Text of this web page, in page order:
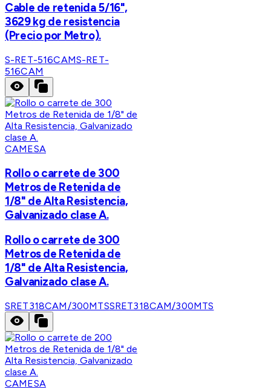
Cable de retenida 5/16",
3629 kg de resistencia
(Precio por Metro).
S-RET-516CAMS-RET-
516CAM
CAMESA
Rollo o carrete de 300
Metros de Retenida de
1/8" de Alta Resistencia,
Galvanizado clase A.
Rollo o carrete de 300
Metros de Retenida de
1/8" de Alta Resistencia,
Galvanizado clase A.
SRET318CAM/300MTSSRET318CAM/300MTS
CAMESA